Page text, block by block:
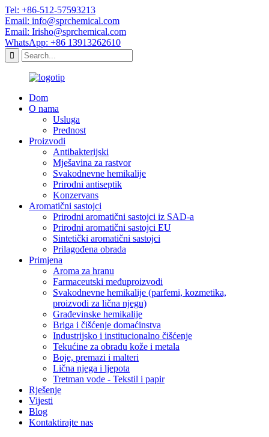
Tel: +86-512-57593213
Email: info@sprchemical.com
Email: Irisho@sprchemical.com
WhatsApp: +86 13913262610
Dom
O nama
Usluga
Prednost
Proizvodi
Antibakterijski
Mješavina za rastvor
Svakodnevne hemikalije
Prirodni antiseptik
Konzervans
Aromatični sastojci
Prirodni aromatični sastojci iz SAD-a
Prirodni aromatični sastojci EU
Sintetički aromatični sastojci
Prilagođena obrada
Primjena
Aroma za hranu
Farmaceutski međuproizvodi
Svakodnevne hemikalije (parfemi, kozmetika,
proizvodi za lična njegu)
Građevinske hemikalije
Briga i čišćenje domaćinstva
Industrijsko i institucionalno čišćenje
Tekućine za obradu kože i metala
Boje, premazi i malteri
Lična njega i ljepota
Tretman vode - Tekstil i papir
Rješenje
Vijesti
Blog
Kontaktirajte nas